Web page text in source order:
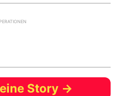
Story →